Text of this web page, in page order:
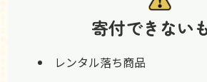
寄付できない
レンタル落ち商品